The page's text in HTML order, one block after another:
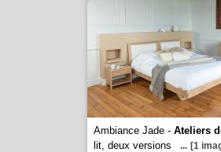
Ambiance Jade - Ateliers
lit, deux versions
... [1